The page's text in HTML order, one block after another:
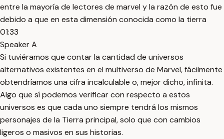
entre la mayoría de lectores de marvel y la razón de esto fue
debido a que en esta dimensión conocida como la tierra
01:33
Speaker A
Si tuviéramos que contar la cantidad de universos
alternativos existentes en el multiverso de Marvel, fácilmente
obtendríamos una cifra incalculable o, mejor dicho, infinita.
Algo que sí podemos verificar con respecto a estos
universos es que cada uno siempre tendrá los mismos
personajes de la Tierra principal, solo que con cambios
ligeros o masivos en sus historias.